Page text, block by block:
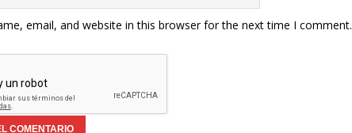
email, and website in this browser for the next time I comment.